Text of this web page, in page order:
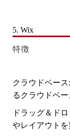
5. Wix
特徴
クラウドベース
るクラウドベー
ドラッグ＆ド
やレイアウトを